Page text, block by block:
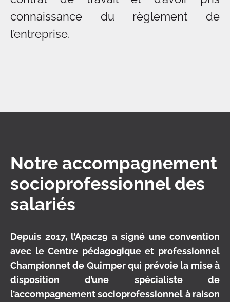
connaissance du règlement de
l’entreprise.
Notre accompagnement
socioprofessionnel des
salariés
Depuis 2017, l’Apac29 a signé une convention
avec le Centre pédagogique et professionnel
Championnet de Quimper qui prévoie la mise à
disposition d’une spécialiste de
l’accompagnement socioprofessionnel à raison